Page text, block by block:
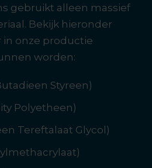
gebruikt alleen massief
Bekijk hieronder
onze productie
worden:
Styreen)
Polyetheen)
Tereftalaat Glycol)